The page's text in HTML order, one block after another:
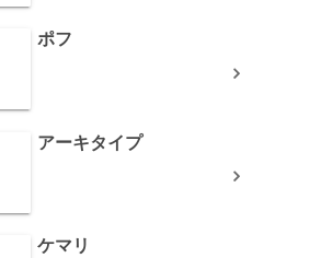
ポフ
アーキタイプ
ケマリ